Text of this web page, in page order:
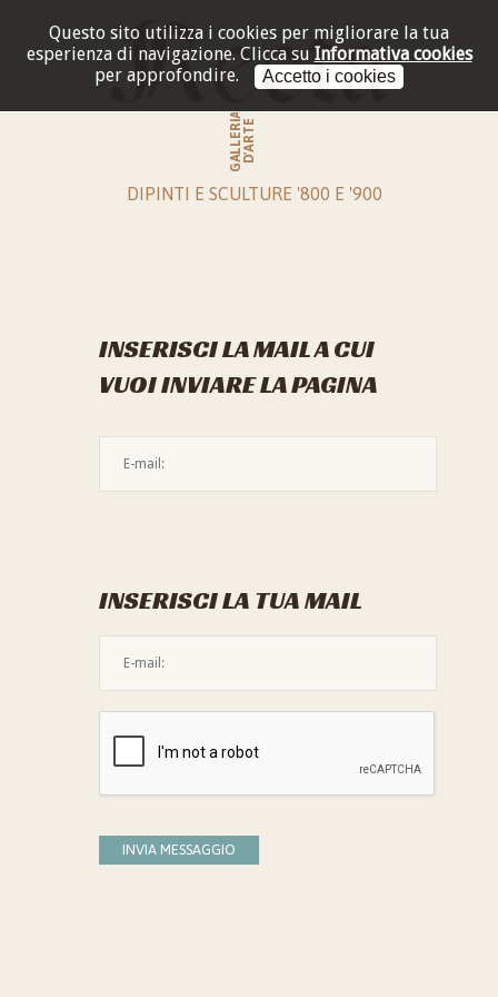
Questo sito utilizza i cookies per migliorare la tua
esperienza di navigazione. Clicca su Informativa cookies
per approfondire.
Accetto i cookies
GALLERIAD'ARTE
DIPINTI E SCULTURE '800 E '900
INSERISCI LA MAIL A CUI
VUOI INVIARE LA PAGINA
INSERISCI LA TUA MAIL
INVIA MESSAGGIO